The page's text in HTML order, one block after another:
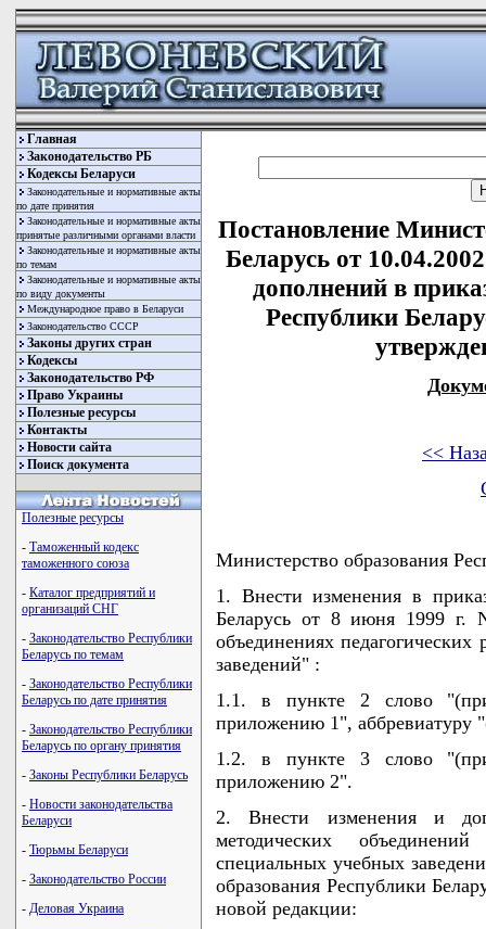
Главная
Законодательство РБ
Кодексы Беларуси
Законодательные и нормативные акты
по дате принятия
Законодательные и нормативные акты
принятые различными органами власти
Законодательные и нормативные акты
по темам
Законодательные и нормативные акты
по виду документы
Международное право в Беларуси
Законодательство СССР
Законы других стран
Кодексы
Законодательство РФ
Право Украины
Полезные ресурсы
Контакты
Новости сайта
Поиск документа
Полезные ресурсы
- Таможенный кодекс
таможенного союза
- Каталог предприятий и
организаций СНГ
- Законодательство Республики
Беларусь по темам
- Законодательство Республики
Беларусь по дате принятия
- Законодательство Республики
Беларусь по органу принятия
- Законы Республики Беларусь
- Новости законодательства
Беларуси
- Тюрьмы Беларуси
- Законодательство России
- Деловая Украина
Постановление
Беларусь от
дополнений в
Республики
<<
Министерство образования
1. Внести изменения в
Беларусь от 8 июня 1999 г.
объединениях
заведений" :
1.1. в пункте 2 слово
приложению 1",
1.2. в пункте 3 слово
приложению 2".
2. Внести изменения и
методических
специальных учебных
образования Республики
новой редакции: